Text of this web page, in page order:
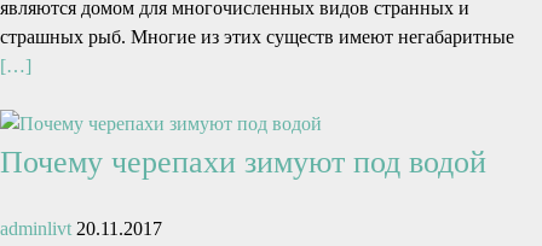
являются домом для многочисленных видов странных и
страшных рыб. Многие из этих существ имеют негабаритные
[…]
Почему черепахи зимуют под водой
adminlivt 20.11.2017